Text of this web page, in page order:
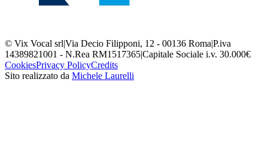
© Vix Vocal srl|Via Decio Filipponi, 12 - 00136 Roma|P.iva
14389821001 - N.Rea RM1517365|Capitale Sociale i.v. 30.000€
CookiesPrivacy PolicyCredits
Sito realizzato da Michele Laurelli